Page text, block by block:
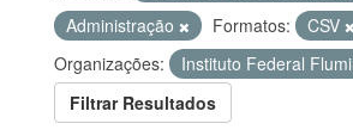
Administração
Formatos: CSV
Organizações:
Instituto Federal
Filtrar Resultados